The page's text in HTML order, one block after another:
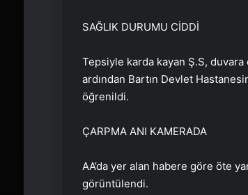
SAĞLIK DURUMU CİDDİ
Tepsiyle karda kayan Ş.S,
ardından Bartın Devlet
öğrenildi.
ÇARPMA ANI KAMERADA
AA’da yer alan habere göre öte
görüntülendi.